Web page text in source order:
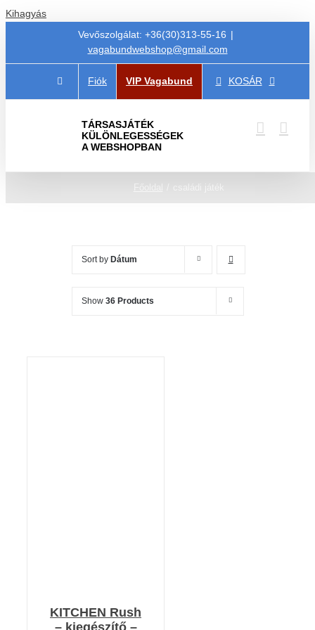
Kihagyás
Vevőszolgálat: +36(30)313-55-16 |
vagabundwebshop@gmail.com
Fiók VIP Vagabund KOSÁR
TÁRSASJÁTÉK
KÜLÖNLEGESSÉGEK
A WEBSHOPBAN
Főoldal családi játék
Sort by Dátum
Show 36 Products
KITCHEN Rush
– kiegészítő –